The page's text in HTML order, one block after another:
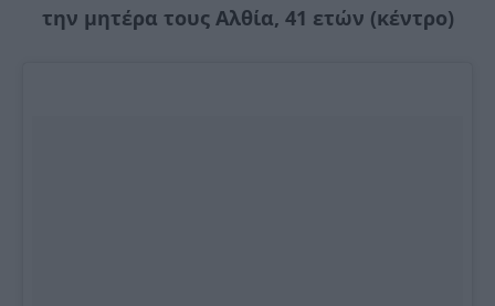
την μητέρα τους Αλθία, 41 ετών (κέντρο)